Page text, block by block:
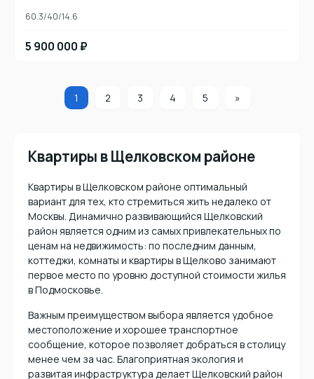
60.3/40/14.6
5 900 000 ₽
1 2 3 4 5 »
Квартиры в Щелковском районе
Квартиры в Щелковском районе оптимальный
вариант для тех, кто стремиться жить недалеко от
Москвы. Динамично развивающийся Щелковский
район является одним из самых привлекательных по
ценам на недвижимость: по последним данным,
коттеджи, комнаты и квартиры в Щелково занимают
первое место по уровню доступной стоимости жилья
в Подмосковье.
Важным преимуществом выбора является удобное
местоположение и хорошее транспортное
сообщение, которое позволяет добраться в столицу
менее чем за час. Благоприятная экология и
развитая инфраструктура делает Щелковский район